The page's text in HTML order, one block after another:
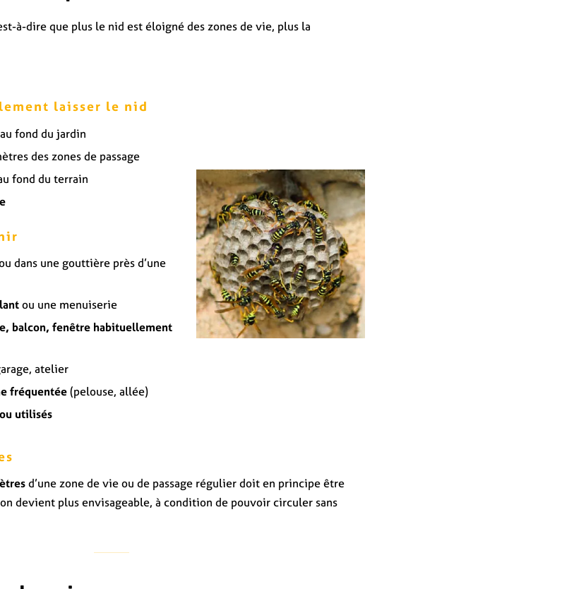
à-dire que plus le nid est éloigné des zones de vie, plus la
laisser le nid
au fond du jardin
des zones de passage
fond du terrain
dans une gouttière près d’une
ou une menuiserie
balcon, fenêtre habituellement
atelier
fréquentée(pelouse, allée)
utilisés
d’une zone de vie ou de passage régulier doit en principe être
devient plus envisageable, à condition de pouvoir circuler sans